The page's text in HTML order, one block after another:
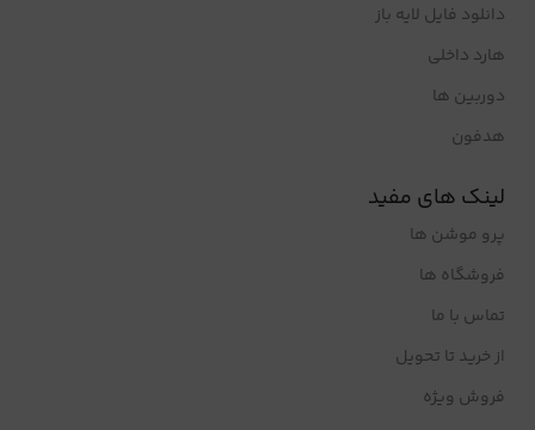
دانلود فایل لایه باز
هارد داخلی
دوربین ها
هدفون
لینک های مفید
پرو موشن ها
فروشگاه ها
تماس با ما
از خرید تا تحویل
فروش ویژه